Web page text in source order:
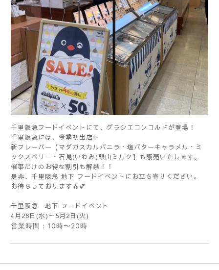
千里阪急フードイベントにて、グラシエコンコルドが登場！
千里阪急には、今季初出店✨
新フレーバー【マダガスカルバニラ・塩バターキャラメル・ミ
ックスベリー・石見(いわみ)銀山ミルク】も販売いたします。
催事だけのお得な割引も解禁！！
是非、千里阪急 地下 フードイベントにお立ち寄りください。
お待ちしております🐧💕
千里阪急 地下 フードイベント
4月26日(水)～5月2日(火)
営業時間：10時〜20時